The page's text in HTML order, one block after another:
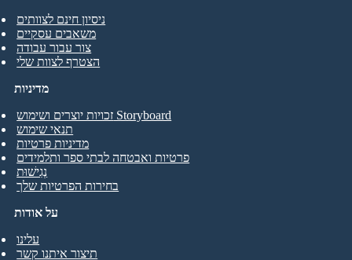
ניסיון חינם לצוותים
משאבים עסקיים
צור עבור עבודה
הצטרף לצוות שלי
על אודות
עלינו
תיצור איתנו קשר
מדיניות
זכויות יוצרים ושימוש Storyboard
תנאי שימוש
מדיניות פרטיות
פרטיות ואבטחה לבתי ספר ותלמידים
נְגִישׁוּת
בחירות הפרטיות שלך